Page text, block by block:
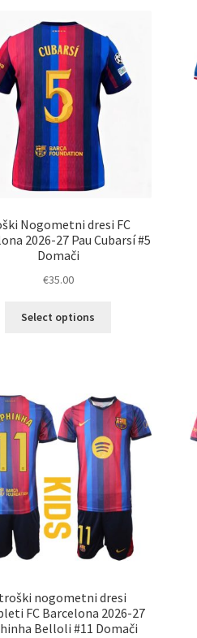
lahko
izberete
na
strani
Nogometni dresi FC
2026-27 Pau Cubarsí #5
Domači
€35.00
Select options
Možnosti
lahko
izberete
na
strani
izdelka
nogometni dresi
FC Barcelona 2026-27
Belloli #11 Domači